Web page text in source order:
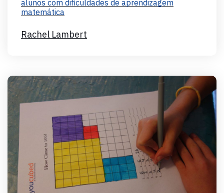
alunos com dificuldades de aprendizagem
matemática
Rachel Lambert